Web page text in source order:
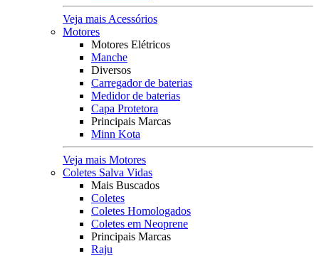
Veja mais Acessórios
Motores
Motores Elétricos
Manche
Diversos
Carregador de baterias
Medidor de baterias
Capa Protetora
Principais Marcas
Minn Kota
Veja mais Motores
Coletes Salva Vidas
Mais Buscados
Coletes
Coletes Homologados
Coletes em Neoprene
Principais Marcas
Raju